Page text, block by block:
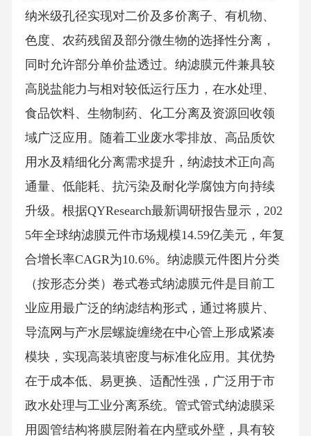
纳米级孔径实现对二价及多价离子、有机物、
色度、农药残留及部分微生物的选择性分离，
同时允许部分单价盐透过。纳滤膜元件兼具较
高脱盐能力与相对较低运行压力，在水处理、
食品饮料、生物制药、化工分离及资源回收领
域广泛应用。随着工业废水零排放、高品质饮
用水及精细化分离需求提升，纳滤技术正向高
通量、低能耗、抗污染及耐化学腐蚀方向持续
升级。根据QYResearch最新调研报告显示，202
5年全球纳滤膜元件市场规模14.59亿美元，年复
合增长率CAGR为10.6%。纳滤膜元件图片分类
（按形态分类）卷式卷式纳滤膜元件是目前工
业应用最广泛的纳滤结构形式，通过将膜片、
导流网与产水层螺旋缠绕在中心管上形成紧凑
模块，实现高装填密度与标准化应用。其优势
在于成本低、易更换、适配性强，广泛用于市
政水处理与工业分离系统。管式管式纳滤膜采
用圆管结构将膜层附着在内壁或外壁，具有较